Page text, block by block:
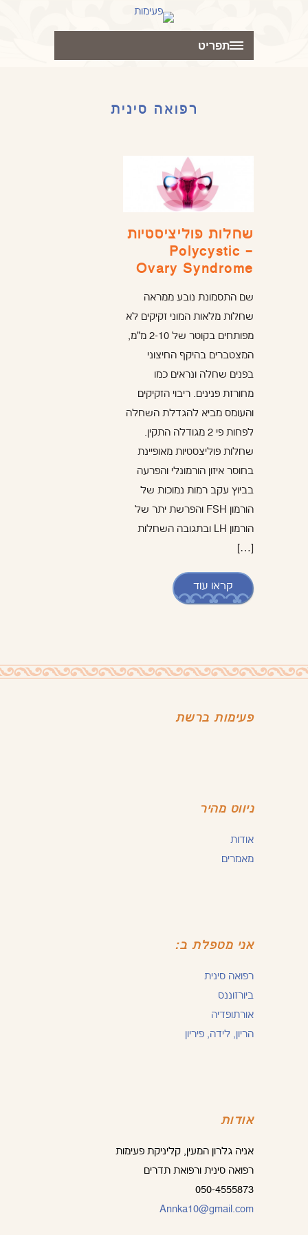
תפריט
רפואה סינית
שחלות פוליציסטיות
– Polycystic
Ovary Syndrome
שם התסמונת נובע ממראה
שחלות מלאות המוני זקיקים לא
מפותחים בקוטר של 2-10 מ"מ,
המצטברים בהיקף החיצוני
בפנים שחלה ונראים כמו
מחורזת פנינים. ריבוי הזקיקים
והעומס מביא להגדלת השחלה
לפחות פי 2 מגודלה התקין.
שחלות פוליצסטיות מאופיינת
בחוסר איזון הורמונלי והפרעה
בביוץ עקב רמות נמוכות של
הורמון FSH והפרשת יתר של
הורמון LH ובתגובה השחלות
[…]
קראו עוד
פעימות ברשת
ניווט מהיר
אודות
מאמרים
אני מטפלת ב:
רפואה סינית
ביורזוננס
אורתופדיה
הריון, לידה, פיריון
אודות
אניה גלרון המעין, קליניקת פעימות
רפואה סינית ורפואת תדרים
050-4555873
Annka10@gmail.com